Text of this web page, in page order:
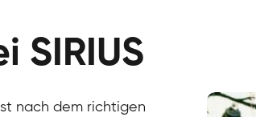
SIRIUS
nach dem richtigen